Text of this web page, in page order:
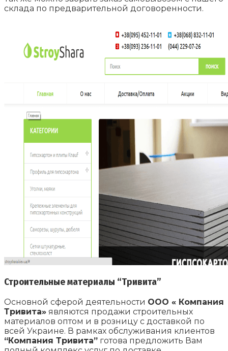
склада по предварительной договоренности.
Строительные материалы “Тривита”
Основной сферой деятельности ООО « Компания
Тривита» являются продажи строительных
материалов оптом и в розницу с доставкой по
всей Украине. В рамках обслуживания клиентов
“Компания Тривита” готова предложить Вам